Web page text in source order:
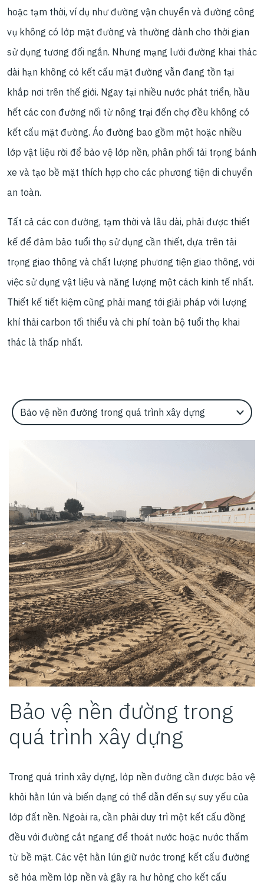
hoặc tạm thời, ví dụ như đường vận chuyển và đường công
vụ không có lớp mặt đường và thường dành cho thời gian
sử dụng tương đối ngắn. Nhưng mạng lưới đường khai thác
dài hạn không có kết cấu mặt đường vẫn đang tồn tại
khắp nơi trên thế giới. Ngay tại nhiều nước phát triển, hầu
hết các con đường nối từ nông trại đến chợ đều không có
kết cấu mặt đường. Áo đường bao gồm một hoặc nhiều
lớp vật liệu rời để bảo vệ lớp nền, phân phối tải trọng bánh
xe và tạo bề mặt thích hợp cho các phương tiện di chuyển
an toàn.
Tất cả các con đường, tạm thời và lâu dài, phải được thiết
kế để đảm bảo tuổi thọ sử dụng cần thiết, dựa trên tải
trọng giao thông và chất lượng phương tiện giao thông, với
việc sử dụng vật liệu và năng lượng một cách kinh tế nhất.
Thiết kế tiết kiệm cũng phải mang tới giải pháp với lượng
khí thải carbon tối thiểu và chi phí toàn bộ tuổi thọ khai
thác là thấp nhất.
Select an Application Feature
Bảo vệ nền đường trong
quá trình xây dựng
Trong quá trình xây dựng, lớp nền đường cần được bảo vệ
khỏi hằn lún và biến dạng có thể dẫn đến sự suy yếu của
lớp đất nền. Ngoài ra, cần phải duy trì một kết cấu đồng
đều với đường cắt ngang để thoát nước hoặc nước thấm
từ bề mặt. Các vệt hằn lún giữ nước trong kết cấu đường
sẽ hóa mềm lớp nền và gây ra hư hỏng cho kết cấu